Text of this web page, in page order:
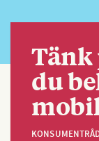
Tänk
du